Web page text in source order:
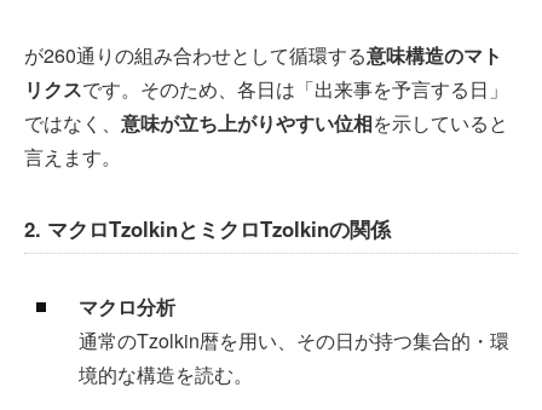
が260通りの組み合わせとして循環する意味構造のマト
リクスです。そのため、各日は「出来事を予言する日」
ではなく、 意味が立ち上がりやすい位相を示していると
言えます。
2. マクロTzolkinとミクロTzolkinの関係
マクロ分析
通常のTzolkin暦を用い、その日が持つ集合的・環
境的な構造を読む。